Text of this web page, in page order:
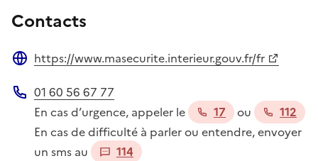
Contacts
https://www.masecurite.interieur.gouv.fr/fr
Téléphone
01 60 56 67 77
En cas d’urgence, appeler le
17 ou
112
En cas de difficulté à parler ou entendre, envoyer
un sms au
114